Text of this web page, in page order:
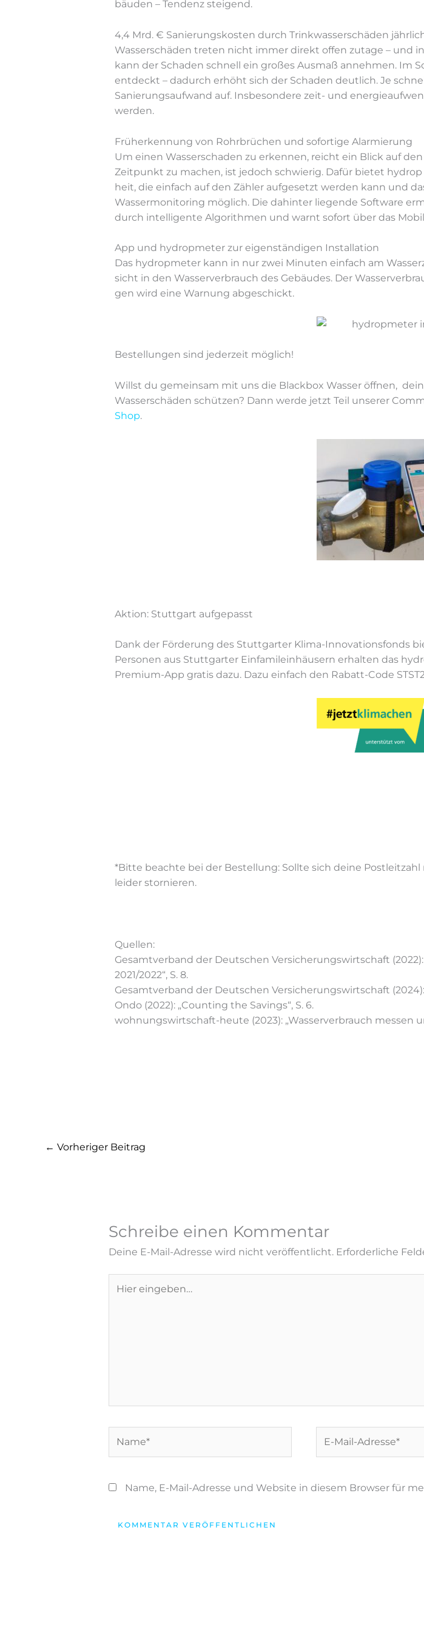
bäu­den – Ten­denz steigend.
4,4 Mrd. € Sanierungskosten durch Trinkwasserschäden
Was­ser­schä­den tre­ten nicht im­mer di­rekt of­fen zu­ta­ge – und
kann der Scha­den schnell ein gro­ßes Aus­maß an­neh­men. Im
ent­deckt – da­durch er­höht sich der Scha­den deut­lich. Je
Sa­nie­rungs­auf­wand auf. Ins­be­son­de­re zeit- und
werden.
Früherkennung von Rohrbrüchen und sofortige Alarmierung
Um ei­nen Was­ser­scha­den zu er­ken­nen, reicht ein Blick auf
Zeit­punkt zu ma­chen, ist je­doch schwie­rig. Da­für bie­tet
heit, die ein­fach auf den Zäh­ler auf­ge­setzt wer­den kann und
Was­ser­mo­ni­to­ring mög­lich. Die da­hin­ter lie­gen­de Soft­ware
durch in­tel­li­gen­te Al­go­rith­men und warnt so­fort über das
App und hydropmeter zur eigenständigen Installation
Das hy­dro­p­me­ter kann in nur zwei Mi­nu­ten ein­fach am
sicht in den Was­ser­ver­brauch des Ge­bäu­des. Der
gen wird ei­ne War­nung abgeschickt.
Bestellungen sind jederzeit möglich!
Willst du ge­mein­sam mit uns die Black­box Was­ser öff­nen,
Was­ser­schä­den schüt­zen? Dann wer­de jetzt Teil un­se­rer
Shop.
Aktion: Stuttgart aufgepasst
Dank der För­de­rung des Stutt­gar­ter Kli­ma-In­no­va­ti­ons­fonds
Per­so­nen aus Stutt­gar­ter Ein­fa­mi­l­ein­häu­sern er­hal­ten das
Pre­mi­um-App gra­tis da­zu. Da­zu ein­fach den Ra­batt-Code
*Bit­te be­ach­te bei der Be­stel­lung: Soll­te sich dei­ne
lei­der stornieren.
Quellen:
Gesamtverband der Deutschen Versicherungswirtschaft
2021/2022“, S. 8.
Gesamtverband der Deutschen Versicherungswirtschaft (2024):
Ondo (2022): „Counting the Savings“, S. 6.
wohnungswirtschaft-heute (2023): „Wasserverbrauch messen
← Vorheriger Beitrag
Schreibe einen Kommentar
Deine E-Mail-Adresse wird nicht veröffentlicht. Erforderliche
eingeben…
Mail-
Name, E-Mail-Adresse und Website in diesem Browser für